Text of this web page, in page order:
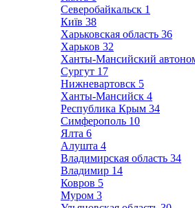
Северобайкальск 1
Київ 38
Харьковская область 36
Харьков 32
Ханты-Мансийский
Сургут 17
Нижневартовск 5
Ханты-Мансийск 4
Республика Крым 34
Симферополь 10
Ялта 6
Алушта 4
Владимирская область 34
Владимир 14
Ковров 5
Муром 3